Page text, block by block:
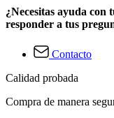
¿Necesitas ayuda con
responder a tus
Contacto
Calidad probada
Compra de manera